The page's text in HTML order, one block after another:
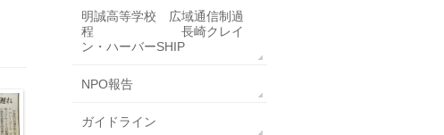
明誠高等学校 広域通信制過
程 長崎クレイ
ン・ハーバーSHIP
NPO報告
ガイドライン